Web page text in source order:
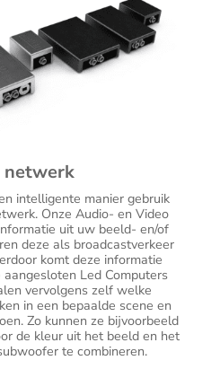
netwerk
intelligente manier gebruik
Onze Audio- en Video
uit uw beeld- en/of
deze als broadcastverkeer
komt deze informatie
Led Computers
vervolgens zelf welke
in een bepaalde scene en
Zo kunnen ze bijvoorbeeld
de kleur uit het beeld en het
te combineren.